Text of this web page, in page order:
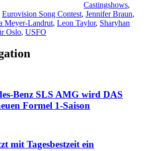
Castingshows,
Eurovision Song Contest, Jennifer Braun,
Meyer-Landrut, Leon Taylor, Sharyhan
Oslo, USFO
Benz SLS AMG wird DAS
Formel 1-Saison
mit Tagesbestzeit ein